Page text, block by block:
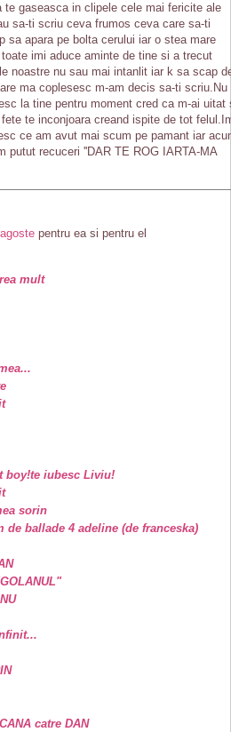
gaseasca in clipele cele mai fericite ale
sa-ti scriu ceva frumos ceva care sa-ti
sa apara pe bolta cerului iar o stea mare
imi aduce aminte de tine si a trecut
noastre nu sau mai intanlit iar k sa scap
ma coplesesc m-am decis sa-ti scriu.Nu
la tine pentru moment cred ca m-ai uitat
te inconjoara creand ispite de tot
ce am avut mai scum pe pamant iar
putut recuceri ''DAR TE ROG IARTA-MA
pentru ea si pentru el
mult
boy!te iubesc Liviu!
sorin
ballade 4 adeline (de franceska)
catre DAN